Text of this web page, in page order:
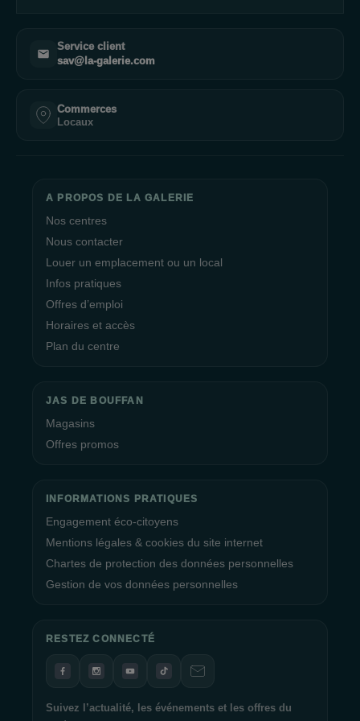
vos achats optiques !
Service client
sav@la-galerie.com
Commerces
Locaux
A PROPOS DE LA GALERIE
Nos centres
Nous contacter
Louer un emplacement ou un local
Infos pratiques
Offres d’emploi
Horaires et accès
Plan du centre
JAS DE BOUFFAN
Magasins
Offres promos
INFORMATIONS PRATIQUES
Engagement éco-citoyens
Mentions légales & cookies du site internet
Chartes de protection des données personnelles
Gestion de vos données personnelles
RESTEZ CONNECTÉ
Suivez l’actualité, les événements et les offres du